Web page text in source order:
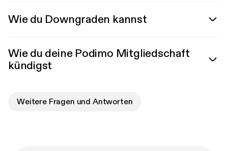
Wie du Downgraden kannst
Wie du deine Podimo Mitgliedschaft
kündigst
Weitere Fragen und Antworten